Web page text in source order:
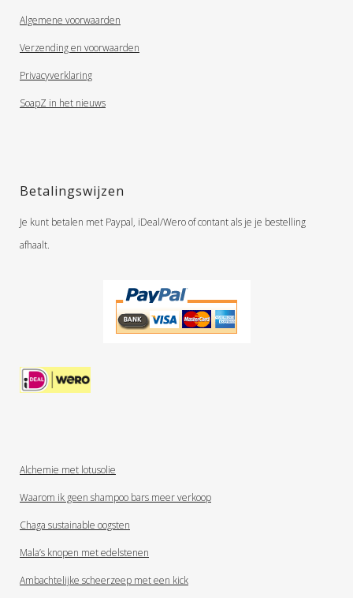
Algemene voorwaarden
Verzending en voorwaarden
Privacyverklaring
SoapZ in het nieuws
Betalingswijzen
Je kunt betalen met Paypal, iDeal/Wero of contant als je je bestelling
afhaalt.
Alchemie met lotusolie
Waarom ik geen shampoo bars meer verkoop
Chaga sustainable oogsten
Mala’s knopen met edelstenen
Ambachtelijke scheerzeep met een kick